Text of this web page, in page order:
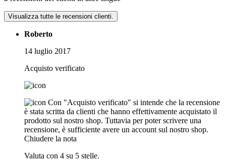
Visualizza tutte le recensioni clienti.
Roberto
14 luglio 2017
Acquisto verificato
Con "Acquisto verificato" si intende che la recensione
è stata scritta da clienti che hanno effettivamente acquistato il
prodotto sul nostro shop. Tuttavia per poter scrivere una
recensione, è sufficiente avere un account sul nostro shop.
Chiudere la nota
Valuta con 4 su 5 stelle.